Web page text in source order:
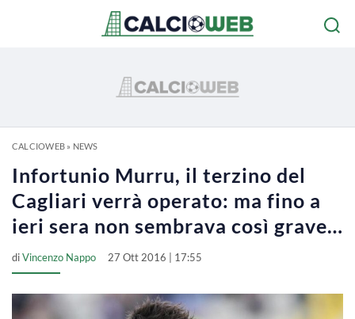
CALCIOWEB» NEWS
Infortunio Murru, il terzino del
Cagliari verrà operato: ma fino a
ieri sera non sembrava così grave…
diVincenzo Nappo 27 Ott 2016 | 17:55